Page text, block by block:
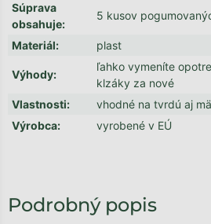
Súprava
obsahuje:
5 kusov
Materiál: plast
Výhody:
ľahko vymeníte
klzáky za nové
Vlastnosti:
vhodné na tvrdú aj
Výrobca: vyrobené v EÚ
Podrobný popis